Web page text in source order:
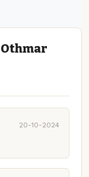
20-10-2024